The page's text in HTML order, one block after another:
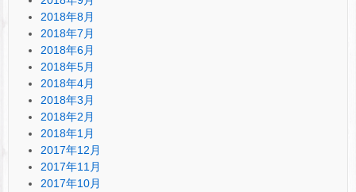
2018年8月
2018年7月
2018年6月
2018年5月
2018年4月
2018年3月
2018年2月
2018年1月
2017年12月
2017年11月
2017年10月